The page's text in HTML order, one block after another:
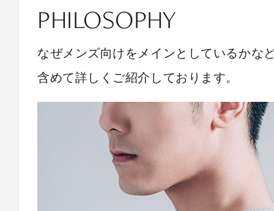
PHILOSOPHY
なぜメンズ向けをメインとしているかな
含めて詳しくご紹介しております。